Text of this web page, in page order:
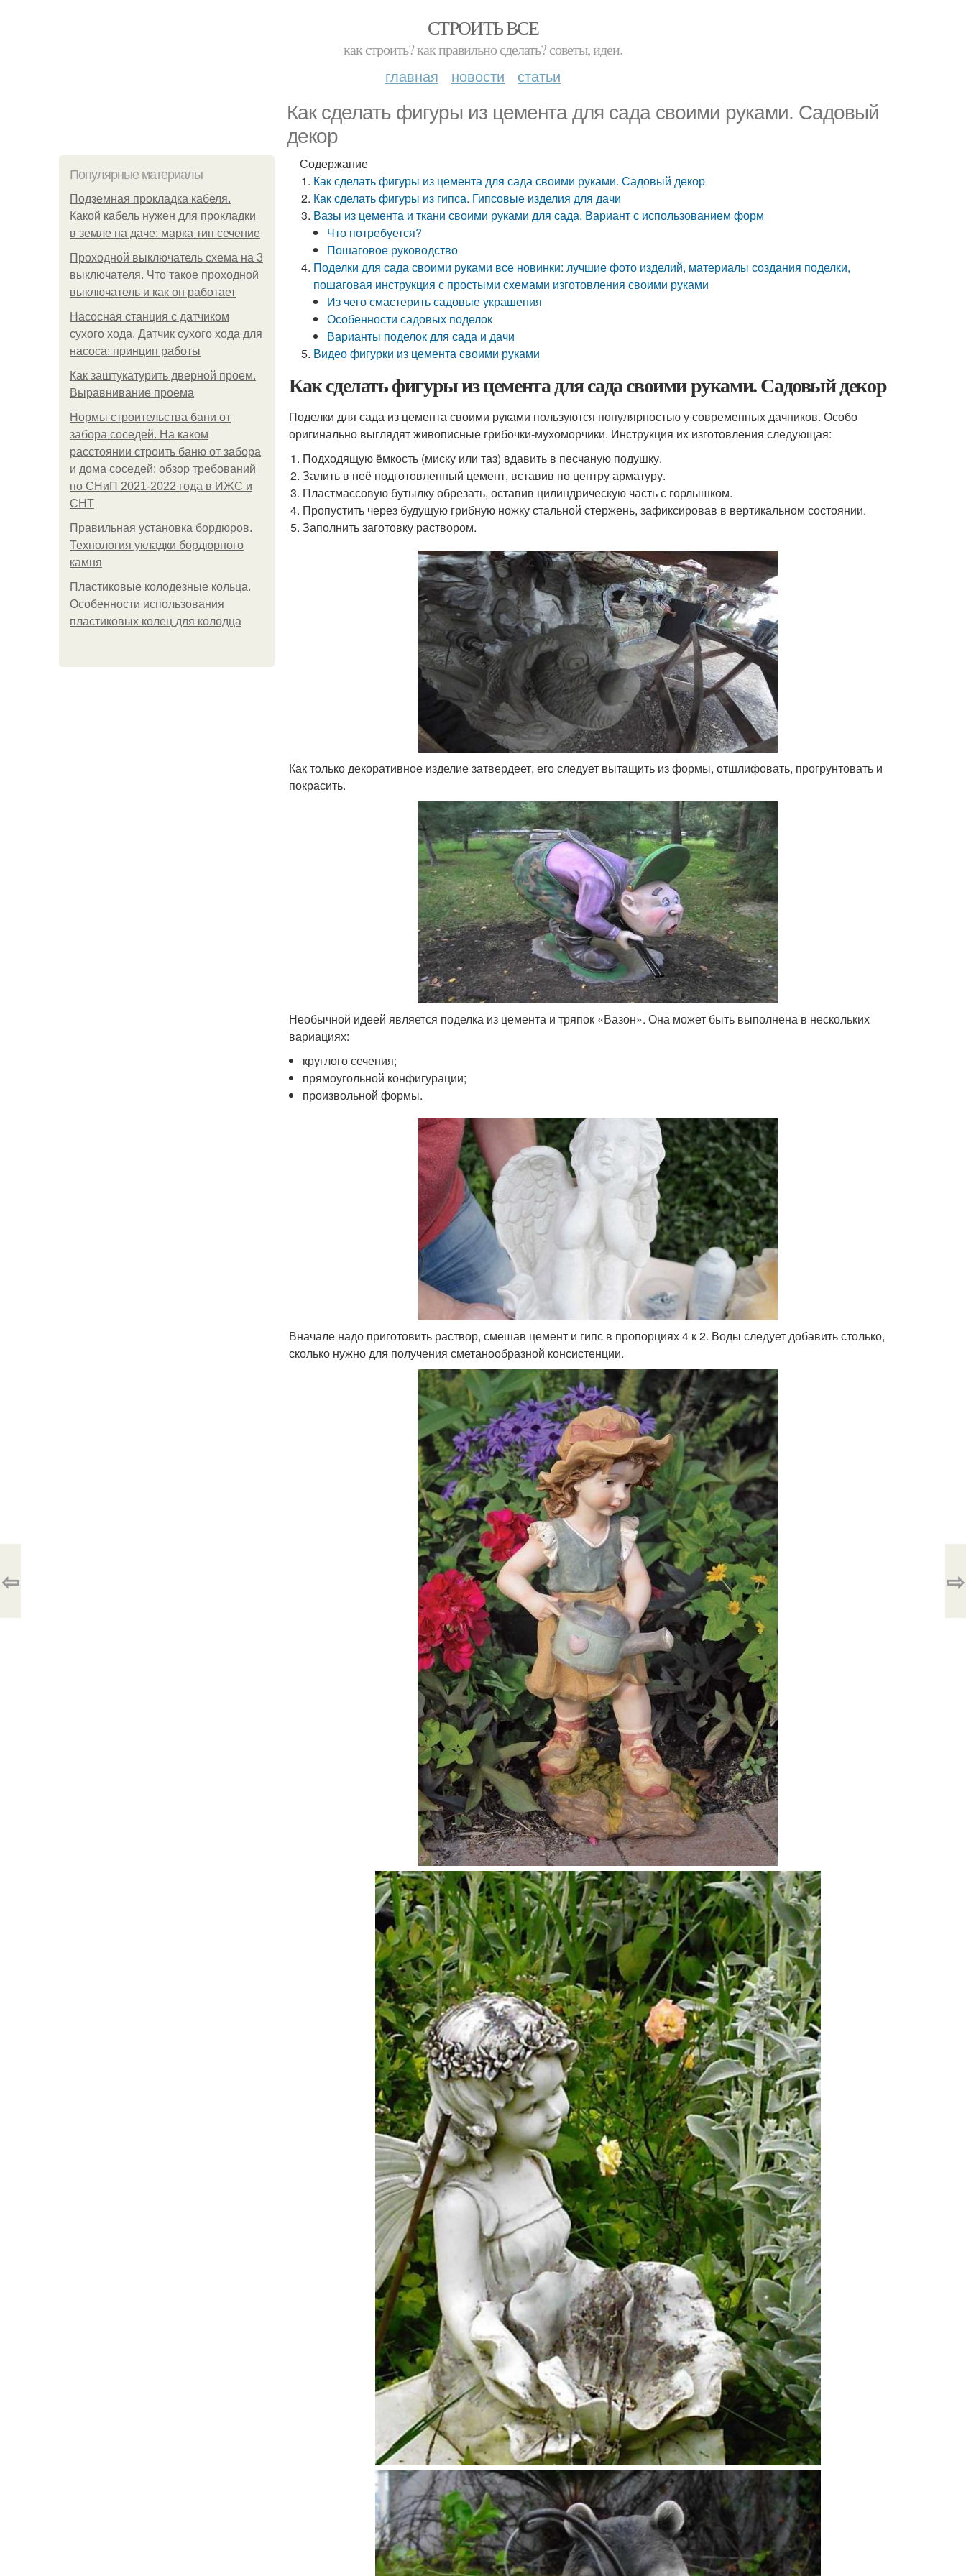
СТРОИТЬ ВСЕ
как строить? как правильно сделать? советы, идеи.
главная новости статьи
Как сделать фигуры из цемента для сада своими руками. Садовый
декор
Популярные материалы
Подземная прокладка кабеля.
Какой кабель нужен для прокладки
в земле на даче: марка тип сечение
Проходной выключатель схема на 3
выключателя. Что такое проходной
выключатель и как он работает
Насосная станция с датчиком
сухого хода. Датчик сухого хода для
насоса: принцип работы
Как заштукатурить дверной проем.
Выравнивание проема
Нормы строительства бани от
забора соседей. На каком
расстоянии строить баню от забора
и дома соседей: обзор требований
по СНиП 2021-2022 года в ИЖС и
СНТ
Правильная установка бордюров.
Технология укладки бордюрного
камня
Пластиковые колодезные кольца.
Особенности использования
пластиковых колец для колодца
Содержание
Как сделать фигуры из цемента для сада своими руками. Садовый декор
Как сделать фигуры из гипса. Гипсовые изделия для дачи
Вазы из цемента и ткани своими руками для сада. Вариант с использованием форм
Что потребуется?
Пошаговое руководство
Поделки для сада своими руками все новинки: лучшие фото изделий, материалы создания поделки,
пошаговая инструкция с простыми схемами изготовления своими руками
Из чего смастерить садовые украшения
Особенности садовых поделок
Варианты поделок для сада и дачи
Видео фигурки из цемента своими руками
Как сделать фигуры из цемента для сада своими руками. Садовый декор
Поделки для сада из цемента своими руками пользуются популярностью у современных дачников. Особо
оригинально выглядят живописные грибочки-мухоморчики. Инструкция их изготовления следующая:
Подходящую ёмкость (миску или таз) вдавить в песчаную подушку.
Залить в неё подготовленный цемент, вставив по центру арматуру.
Пластмассовую бутылку обрезать, оставив цилиндрическую часть с горлышком.
Пропустить через будущую грибную ножку стальной стержень, зафиксировав в вертикальном состоянии.
Заполнить заготовку раствором.
Как только декоративное изделие затвердеет, его следует вытащить из формы, отшлифовать, прогрунтовать и
покрасить.
Необычной идеей является поделка из цемента и тряпок «Вазон». Она может быть выполнена в нескольких
вариациях:
круглого сечения;
прямоугольной конфигурации;
произвольной формы.
Вначале надо приготовить раствор, смешав цемент и гипс в пропорциях 4 к 2. Воды следует добавить столько,
сколько нужно для получения сметанообразной консистенции.
⇦ ⇨